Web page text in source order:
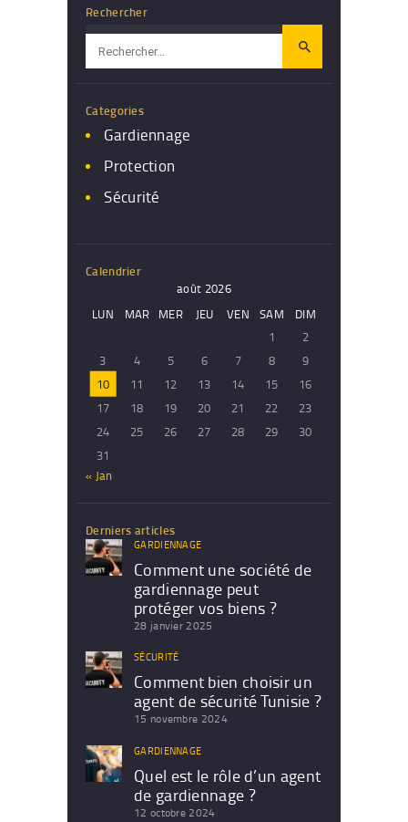
Rechercher
Rechercher :
Categories
Gardiennage
Protection
Sécurité
Calendrier
août 2026
LUN
MAR MER JEU VEN SAM
DIM
1
2
3
4 5 6 7 8
9
10
11 12 13 14 15
16
17
18 19 20 21 22
23
24
25 26 27 28 29
30
31
« Jan
Derniers articles
GARDIENNAGE
Comment une société de
gardiennage peut
protéger vos biens ?
28 janvier 2025
SÉCURITÉ
Comment bien choisir un
agent de sécurité Tunisie ?
15 novembre 2024
GARDIENNAGE
Quel est le rôle d’un agent
de gardiennage ?
12 octobre 2024